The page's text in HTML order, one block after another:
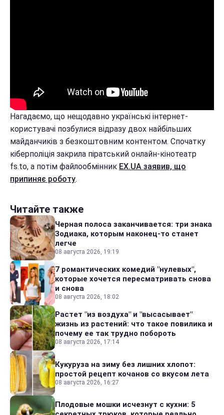
Нагадаємо, що нещодавно українські інтернет-
користувачі позбулися відразу двох найбільших
майданчиків з безкоштовним контентом. Спочатку
кіберполіція закрила піратський онлайн-кінотеатр
fs.to, а потім файлообмінник EX.UA заявив, що
припиняє роботу.
Читайте также
Черная полоса заканчивается: три знака
Зодиака, которым наконец-то станет
легче
08 августа 2026, 19:19
7 романтических комедий "нулевых",
которые хочется пересматривать снова
и снова
08 августа 2026, 18:02
Растет "из воздуха" и "высасывает"
жизнь из растений: что такое повилика и
почему ее так трудно побороть
08 августа 2026, 17:14
Кукуруза на зиму без лишних хлопот:
простой рецепт кочанов со вкусом лета
08 августа 2026, 16:27
Плодовые мошки исчезнут с кухни: 5